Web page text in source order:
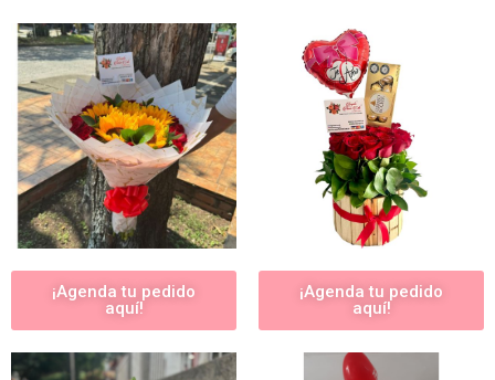
¡Agenda tu pedido
aquí!
¡Agenda tu pedido
aquí!